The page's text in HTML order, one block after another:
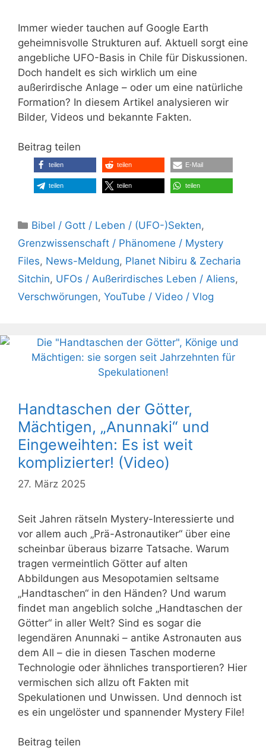
Immer wieder tauchen auf Google Earth
geheimnisvolle Strukturen auf. Aktuell sorgt eine
angebliche UFO-Basis in Chile für Diskussionen.
Doch handelt es sich wirklich um eine
außerirdische Anlage – oder um eine natürliche
Formation? In diesem Artikel analysieren wir
Bilder, Videos und bekannte Fakten.
Beitrag teilen
teilen teilen E-Mail
teilen teilen teilen
Kategorien
Bibel / Gott / Leben / (UFO-)Sekten,
Grenzwissenschaft / Phänomene / Mystery
Files, News-Meldung, Planet Nibiru & Zecharia
Sitchin, UFOs / Außerirdisches Leben / Aliens,
Verschwörungen, YouTube / Video / Vlog
Handtaschen der Götter,
Mächtigen, „Anunnaki“ und
Eingeweihten: Es ist weit
komplizierter! (Video)
27. März 2025
Seit Jahren rätseln Mystery-Interessierte und
vor allem auch „Prä-Astronautiker“ über eine
scheinbar überaus bizarre Tatsache. Warum
tragen vermeintlich Götter auf alten
Abbildungen aus Mesopotamien seltsame
„Handtaschen“ in den Händen? Und warum
findet man angeblich solche „Handtaschen der
Götter“ in aller Welt? Sind es sogar die
legendären Anunnaki – antike Astronauten aus
dem All – die in diesen Taschen moderne
Technologie oder ähnliches transportieren? Hier
vermischen sich allzu oft Fakten mit
Spekulationen und Unwissen. Und dennoch ist
es ein ungelöster und spannender Mystery File!
Beitrag teilen